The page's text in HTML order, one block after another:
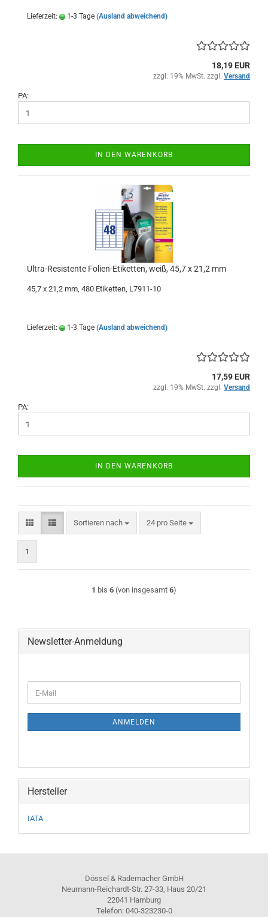
Lieferzeit: 1-3 Tage (Ausland abweichend)
18,19 EUR
zzgl. 19% MwSt. zzgl. Versand
PA:
IN DEN WARENKORB
Ultra-Resistente Folien-Etiketten, weiß, 45,7 x 21,2 mm
45,7 x 21,2 mm, 480 Etiketten, L7911-10
Lieferzeit: 1-3 Tage (Ausland abweichend)
17,59 EUR
zzgl. 19% MwSt. zzgl. Versand
PA:
IN DEN WARENKORB
Sortieren nach
Sortieren nach 24 pro Seite
pro Seite
1
1 bis 6 (von insgesamt 6)
Newsletter-Anmeldung
ZUR
E-
Mail
ANMELDEN
Hersteller
IATA
Dössel & Rademacher GmbH
Neumann-Reichardt-Str. 27-33, Haus 20/21
22041 Hamburg
Telefon: 040-323230-0